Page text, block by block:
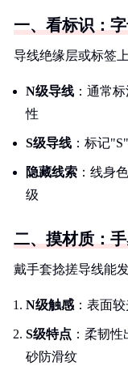
一、看标识：
导线绝缘层或标签
N级导线 ：通常
性
S级导线 ：标记
隐藏线索 ：线身
级
二、摸材质：
戴手套捻搓导线能
N级触感 ：表面
S级特点 ：柔韧
砂防滑纹